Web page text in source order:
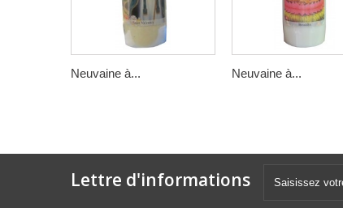
Neuvaine à... Neuvaine à...
Lettre d'informations